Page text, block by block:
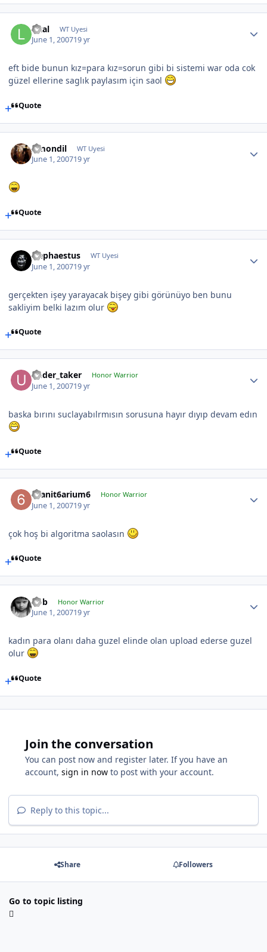
letal WT Uyesi
June 1, 200719 yr
eft bide bunun kız=para kız=sorun gibi bi sistemi war oda cok
güzel ellerine saglık paylasım için saol
Quote
Amondil WT Uyesi
June 1, 200719 yr
Quote
Hephaestus WT Uyesi
June 1, 200719 yr
gerçekten işey yarayacak bişey gibi görünüyo ben bunu
sakliyim belki lazım olur
Quote
under_taker Honor Warrior
June 1, 200719 yr
baska bırını suclayabılrmısın sorusuna hayır dıyıp devam edın
Quote
6sanit6arium6 Honor Warrior
June 1, 200719 yr
çok hoş bi algoritma saolasın
Quote
hbb Honor Warrior
June 1, 200719 yr
kadın para olanı daha guzel elinde olan upload ederse guzel
olur
Quote
Join the conversation
You can post now and register later. If you have an
account, sign in now to post with your account.
Reply to this topic...
Share Followers
Go to topic listing